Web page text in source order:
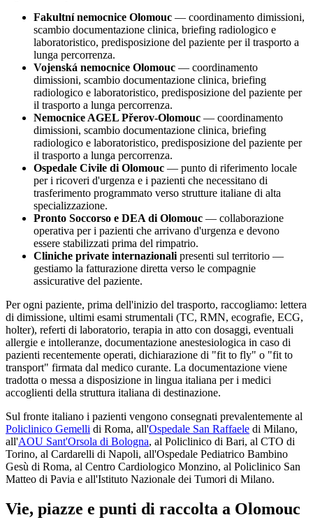
Fakultní nemocnice Olomouc — coordinamento dimissioni,
scambio documentazione clinica, briefing radiologico e
laboratoristico, predisposizione del paziente per il trasporto a
lunga percorrenza.
Vojenská nemocnice Olomouc — coordinamento
dimissioni, scambio documentazione clinica, briefing
radiologico e laboratoristico, predisposizione del paziente per
il trasporto a lunga percorrenza.
Nemocnice AGEL Přerov-Olomouc — coordinamento
dimissioni, scambio documentazione clinica, briefing
radiologico e laboratoristico, predisposizione del paziente per
il trasporto a lunga percorrenza.
Ospedale Civile di Olomouc — punto di riferimento locale
per i ricoveri d'urgenza e i pazienti che necessitano di
trasferimento programmato verso strutture italiane di alta
specializzazione.
Pronto Soccorso e DEA di Olomouc — collaborazione
operativa per i pazienti che arrivano d'urgenza e devono
essere stabilizzati prima del rimpatrio.
Cliniche private internazionali presenti sul territorio —
gestiamo la fatturazione diretta verso le compagnie
assicurative del paziente.
Per ogni paziente, prima dell'inizio del trasporto, raccogliamo: lettera
di dimissione, ultimi esami strumentali (TC, RMN, ecografie, ECG,
holter), referti di laboratorio, terapia in atto con dosaggi, eventuali
allergie e intolleranze, documentazione anestesiologica in caso di
pazienti recentemente operati, dichiarazione di "fit to fly" o "fit to
transport" firmata dal medico curante. La documentazione viene
tradotta o messa a disposizione in lingua italiana per i medici
accoglienti della struttura italiana di destinazione.
Sul fronte italiano i pazienti vengono consegnati prevalentemente al
Policlinico Gemelli di Roma, all'Ospedale San Raffaele di Milano,
all'AOU Sant'Orsola di Bologna, al Policlinico di Bari, al CTO di
Torino, al Cardarelli di Napoli, all'Ospedale Pediatrico Bambino
Gesù di Roma, al Centro Cardiologico Monzino, al Policlinico San
Matteo di Pavia e all'Istituto Nazionale dei Tumori di Milano.
Vie, piazze e punti di raccolta a Olomouc